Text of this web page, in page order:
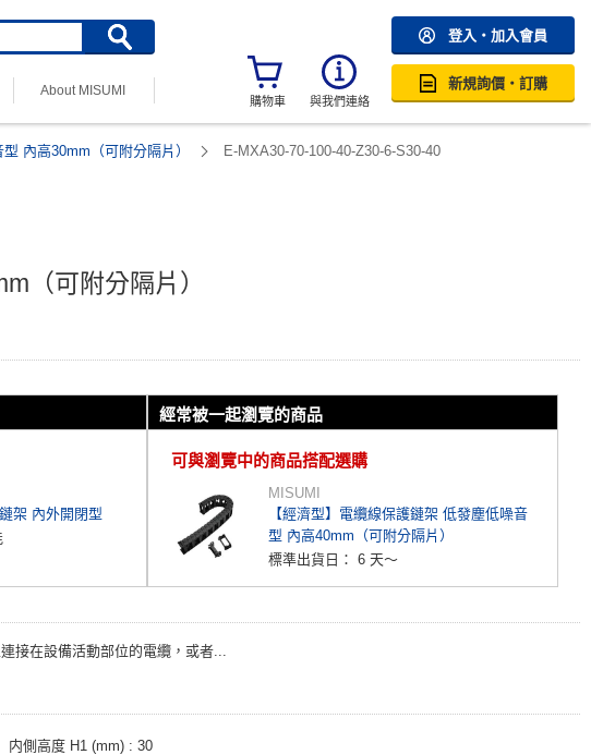
About MISUMI
登入・加入會員
購物車 與我們連絡
新規詢價・訂購
內高30mm（可附分隔片） E-MXA30-70-100-40-Z30-6-S30-40
（可附分隔片）
架 內外開閉型
經常被一起瀏覽的商品
可與瀏覽中的商品搭配選購
MISUMI
【經濟型】電纜線保護鏈架 低發塵低噪音
型 內高40mm（可附分隔片）
標準出貨日： 6 天～
在設備活動部位的電纜，或者...
内側高度 H1 (mm)
30